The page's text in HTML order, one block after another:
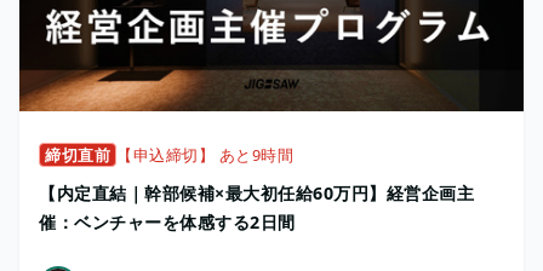
締切直前 【申込締切】 あと9時間
【内定直結｜幹部候補×最大初任給60万円】経営企画主
催：ベンチャーを体感する2日間